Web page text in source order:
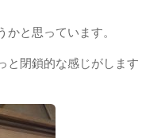
と思っています。
と閉鎖的な感じがします